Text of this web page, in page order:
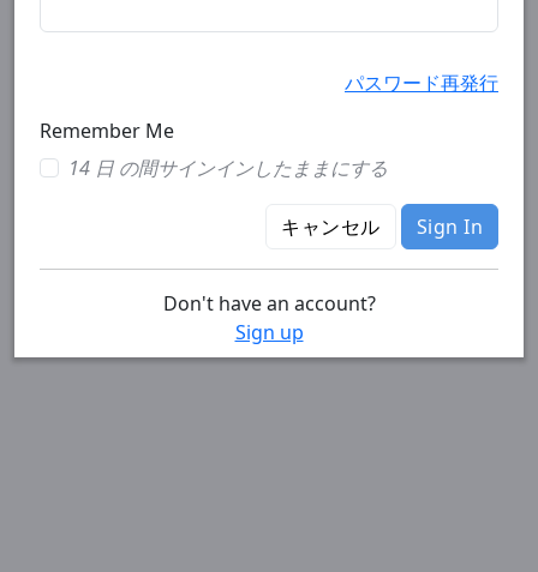
パスワード再発行
Remember Me
14 日 の間サインインしたままにする
キャンセル Sign In
Don't have an account?
Sign up